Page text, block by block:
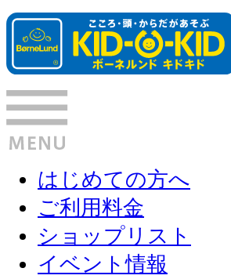
はじめての方へ
ご利用料金
ショップリスト
イベント情報